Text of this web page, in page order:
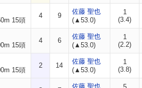
15頭
4 9
佐藤 聖也
(▲53.0)
1
(3.4)
15頭
4 6
佐藤 聖也
(▲53.0)
1
(2.2)
15頭
2 14
佐藤 聖也
(▲53.0)
1
(3.8)
佐藤 聖也